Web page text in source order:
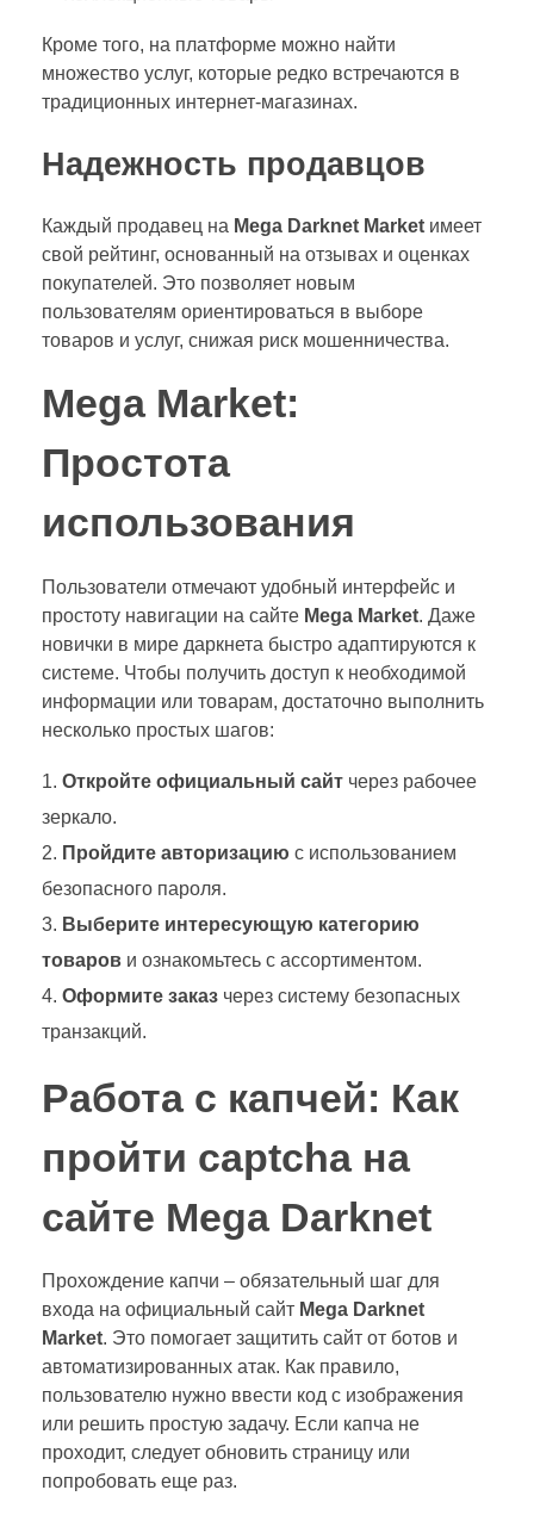
Кроме того, на платформе можно найти
множество услуг, которые редко встречаются в
традиционных интернет-магазинах.
Надежность продавцов
Каждый продавец на Mega Darknet Market имеет
свой рейтинг, основанный на отзывах и оценках
покупателей. Это позволяет новым
пользователям ориентироваться в выборе
товаров и услуг, снижая риск мошенничества.
Mega Market:
Простота
использования
Пользователи отмечают удобный интерфейс и
простоту навигации на сайте Mega Market. Даже
новички в мире даркнета быстро адаптируются к
системе. Чтобы получить доступ к необходимой
информации или товарам, достаточно выполнить
несколько простых шагов:
Откройте официальный сайт через рабочее
зеркало.
Пройдите авторизацию с использованием
безопасного пароля.
Выберите интересующую категорию
товаров и ознакомьтесь с ассортиментом.
Оформите заказ через систему безопасных
транзакций.
Работа с капчей: Как
пройти captcha на
сайте Mega Darknet
Прохождение капчи – обязательный шаг для
входа на официальный сайт Mega Darknet
Market. Это помогает защитить сайт от ботов и
автоматизированных атак. Как правило,
пользователю нужно ввести код с изображения
или решить простую задачу. Если капча не
проходит, следует обновить страницу или
попробовать еще раз.